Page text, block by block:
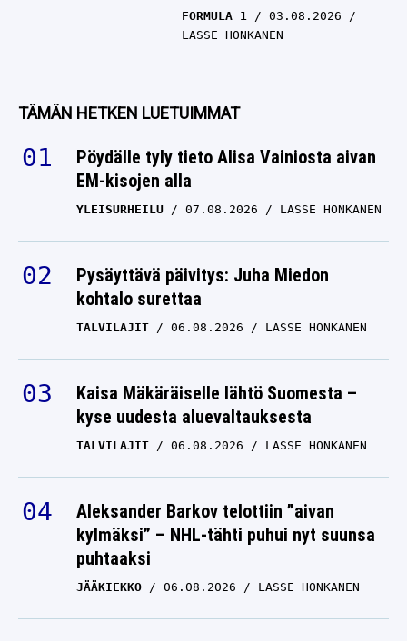
FORMULA 1
03.08.2026
LASSE HONKANEN
TÄMÄN HETKEN LUETUIMMAT
Pöydälle tyly tieto Alisa Vainiosta aivan
EM-kisojen alla
YLEISURHEILU 07.08.2026 LASSE HONKANEN
Pysäyttävä päivitys: Juha Miedon
kohtalo surettaa
TALVILAJIT 06.08.2026 LASSE HONKANEN
Kaisa Mäkäräiselle lähtö Suomesta –
kyse uudesta aluevaltauksesta
TALVILAJIT 06.08.2026 LASSE HONKANEN
Aleksander Barkov telottiin ”aivan
kylmäksi” – NHL-tähti puhui nyt suunsa
puhtaaksi
JÄÄKIEKKO 06.08.2026 LASSE HONKANEN